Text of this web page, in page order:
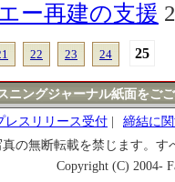
ー再建の支援
22 23 24 25
ニングジャーナル紙面をご
レスリリース受付
締結に
の無断転載を禁じます。
Copyright (C) 2004-